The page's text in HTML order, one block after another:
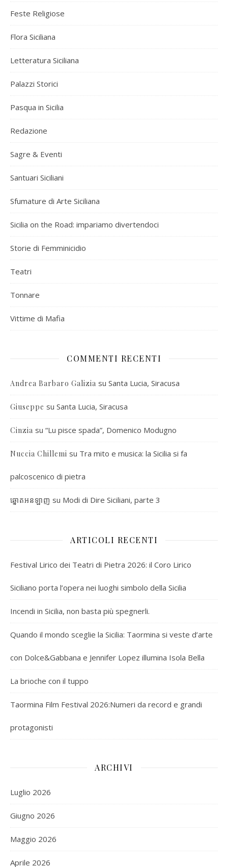
Feste Religiose
Flora Siciliana
Letteratura Siciliana
Palazzi Storici
Pasqua in Sicilia
Redazione
Sagre & Eventi
Santuari Siciliani
Sfumature di Arte Siciliana
Sicilia on the Road: impariamo divertendoci
Storie di Femminicidio
Teatri
Tonnare
Vittime di Mafia
COMMENTI RECENTI
Andrea Barbaro Galizia su Santa Lucia, Siracusa
Giuseppe su Santa Lucia, Siracusa
Cinzia su “Lu pisce spada”, Domenico Modugno
Nuccia Chillemi su Tra mito e musica: la Sicilia si fa
palcoscenico di pietra
ឆ្នោតអនឡាញ su Modi di Dire Siciliani, parte 3
ARTICOLI RECENTI
Festival Lirico dei Teatri di Pietra 2026: il Coro Lirico
Siciliano porta l’opera nei luoghi simbolo della Sicilia
Incendi in Sicilia, non basta più spegnerli.
Quando il mondo sceglie la Sicilia: Taormina si veste d’arte
con Dolce&Gabbana e Jennifer Lopez illumina Isola Bella
La brioche con il tuppo
Taormina Film Festival 2026:Numeri da record e grandi
protagonisti
ARCHIVI
Luglio 2026
Giugno 2026
Maggio 2026
Aprile 2026